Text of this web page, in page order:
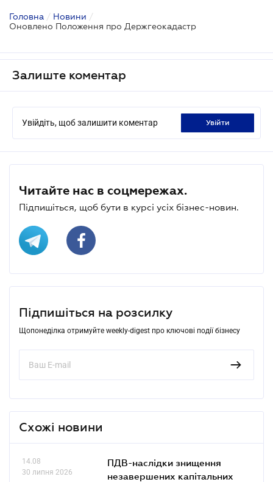
Головна / Новини /
Оновлено Положення про Держгеокадастр
Залиште коментар
Увійдіть, щоб залишити коментар увійти
Читайте нас в соцмережах.
Підпишіться, щоб бути в курсі усіх бізнес-новин.
Підпишіться на розсилку
Щопонеділка отримуйте weekly-digest про ключові події бізнесу
Схожі новини
14.08
30 липня 2026
ПДВ-наслідки знищення
незавершених капітальних